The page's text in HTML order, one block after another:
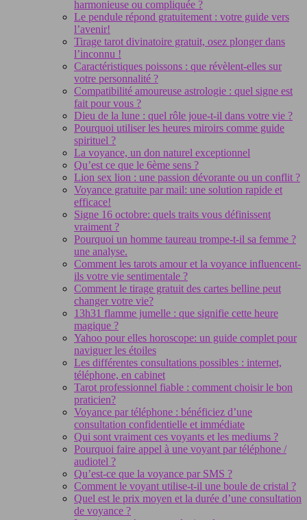
harmonieuse ou compliquée ?
Le pendule répond gratuitement : votre guide vers
l’avenir!
Tirage tarot divinatoire gratuit, osez plonger dans
l’inconnu !
Caractéristiques poissons : que révèlent-elles sur
votre personnalité ?
Compatibilité amoureuse astrologie : quel signe est
fait pour vous ?
Dieu de la lune : quel rôle joue-t-il dans votre vie ?
Pourquoi utiliser les heures miroirs comme guide
spirituel ?
La voyance, un don naturel exceptionnel
Qu’est ce que le 6ème sens ?
Lion sex lion : une passion dévorante ou un conflit ?
Voyance gratuite par mail: une solution rapide et
efficace!
Signe 16 octobre: quels traits vous définissent
vraiment ?
Pourquoi un homme taureau trompe-t-il sa femme ?
une analyse.
Comment les tarots amour et la voyance influencent-
ils votre vie sentimentale ?
Comment le tirage gratuit des cartes belline peut
changer votre vie?
13h31 flamme jumelle : que signifie cette heure
magique ?
Yahoo pour elles horoscope: un guide complet pour
naviguer les étoiles
Les différentes consultations possibles : internet,
téléphone, en cabinet
Tarot professionnel fiable : comment choisir le bon
praticien?
Voyance par téléphone : bénéficiez d’une
consultation confidentielle et immédiate
Qui sont vraiment ces voyants et les mediums ?
Pourquoi faire appel à une voyant par téléphone /
audiotel ?
Qu’est-ce que la voyance par SMS ?
Comment le voyant utilise-t-il une boule de cristal ?
Quel est le prix moyen et la durée d’une consultation
de voyance ?